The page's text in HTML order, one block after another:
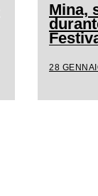
Mina,
28